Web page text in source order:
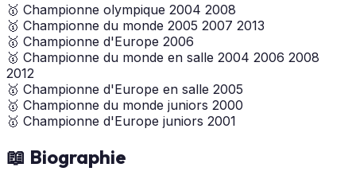
🥇 Championne olympique 2004 2008
🥇 Championne du monde 2005 2007 2013
🥇 Championne d'Europe 2006
🥇 Championne du monde en salle 2004 2006 2008
2012
🥇 Championne d'Europe en salle 2005
🥇 Championne du monde juniors 2000
🥇 Championne d'Europe juniors 2001
📖 Biographie